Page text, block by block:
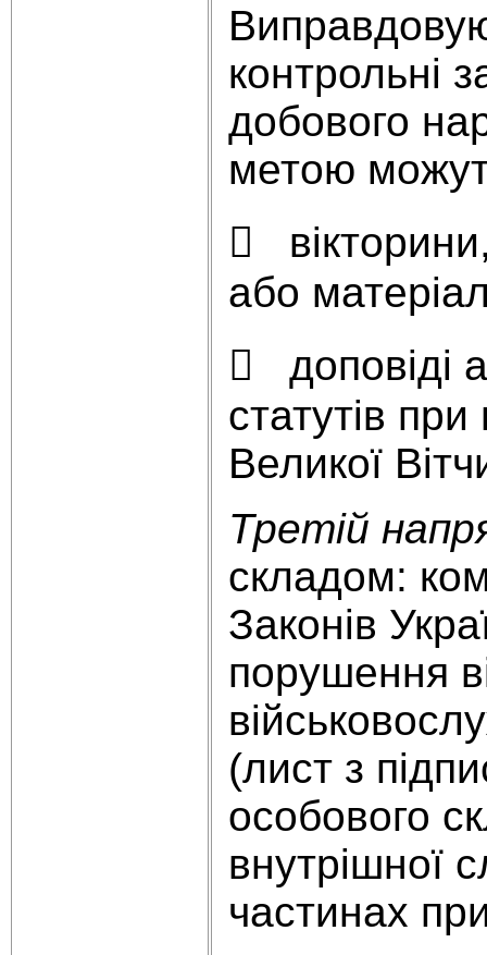
контрольні
добового
метою

або
 доповіді
статутів
Великої
Третій
складом:
Законів
порушення
(лист з
особового
внутрішної
частинах